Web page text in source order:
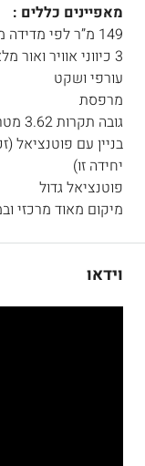
מאפיינים כללים :
149 מ”ר לפי מדידה מקצועית הכל במפלס אחד
3 כיווני אוויר ואור מלאים
עורפי ושקט
מרפסת
גובה תקרות 3.62 מטר
בניין עם פוטנציאל
יחידה זו)
פוטנציאל גדול
מיקום מאוד מרכזי
וידאו